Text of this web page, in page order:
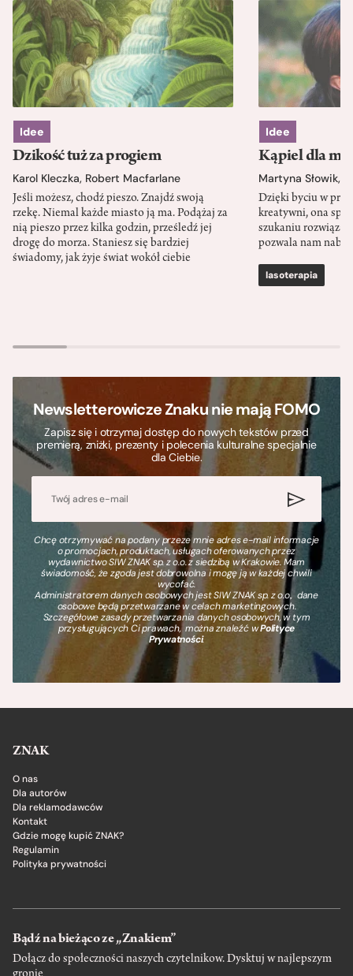
Idee
Dzikość tuż za progiem
Karol Kleczka, Robert Macfarlane
Jeśli możesz, chodź pieszo. Znajdź swoją
rzekę. Niemal każde miasto ją ma. Podążaj za
nią pieszo przez kilka godzin, prześledź jej
drogę do morza. Staniesz się bardziej
świadomy, jak żyje świat wokół ciebie
Idee
Kąpiel dla
Martyna Słowik,
Dzięki byciu w
kreatywni, ona
szukaniu
pozwala nam
lasoterapia
Newsletterowicze Znaku nie mają FOMO
Zapisz się i otrzymaj dostęp do nowych tekstów przed
premierą, zniżki, prezenty i polecenia kulturalne specjalnie
dla Ciebie.
Chcę otrzymywać na podany przeze mnie adres e-mail informacje
o promocjach, produktach, usługach oferowanych przez
wydawnictwo SIW ZNAK sp. z o.o. z siedzibą w Krakowie. Mam
świadomość, że zgoda jest dobrowolna i mogę ją w każdej chwili
wycofać.
Administratorem danych osobowych jest SIW ZNAK sp. z o.o., dane
osobowe będą przetwarzane w celach marketingowych.
Szczegółowe zasady przetwarzania danych osobowych, w tym
przysługujących Ci prawach, można znaleźć wPolityce
Prywatności.
ZNAK
O nas
Dla autorów
Dla reklamodawców
Kontakt
Gdzie mogę kupić ZNAK?
Regulamin
Polityka prywatności
Bądź na bieżąco ze „Znakiem”
Dołącz do społeczności naszych czytelnikow. Dysktuj w najlepszym